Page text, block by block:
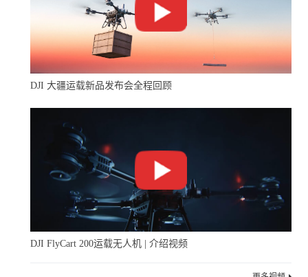
DJI 大疆运载新品发布会全程回顾
DJI FlyCart 200运载无人机 | 介绍视频